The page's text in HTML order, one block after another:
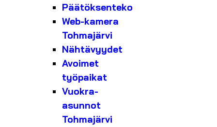
Päätöksenteko
Web-kamera
Tohmajärvi
Nähtävyydet
Avoimet
työpaikat
Vuokra-
asunnot
Tohmajärvi